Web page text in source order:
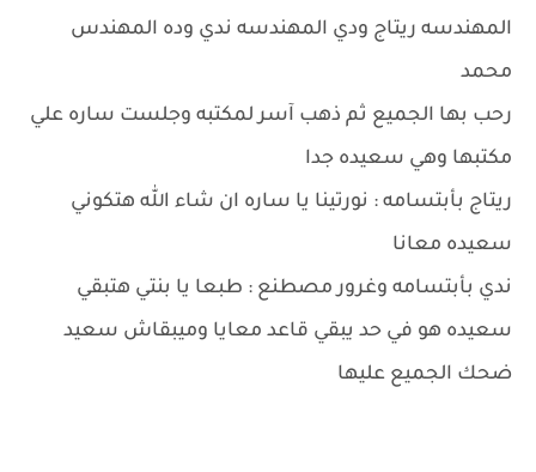
المهندسه ريتاج ودي المهندسه ندي وده المهندس
محمد
رحب بها الجميع ثم ذهب آسر لمكتبه وجلست ساره علي
مكتبها وهي سعيده جدا
ريتاج بأبتسامه : نورتينا يا ساره ان شاء الله هتكوني
سعيده معانا
ندي بأبتسامه وغرور مصطنع : طبعا يا بنتي هتبقي
سعيده هو في حد يبقي قاعد معايا وميبقاش سعيد
ضحك الجميع عليها